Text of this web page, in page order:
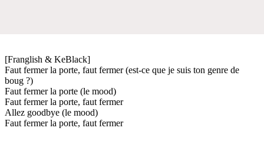
[Franglish & KeBlack]
Faut fermer la porte, faut fermer (est-ce que je suis ton genre de
boug ?)
Faut fermer la porte (le mood)
Faut fermer la porte, faut fermer
Allez goodbye (le mood)
Faut fermer la porte, faut fermer